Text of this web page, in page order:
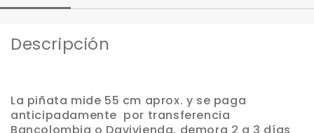
Descripción
La piñata mide 55 cm aprox. y se paga
anticipadamente por transferencia